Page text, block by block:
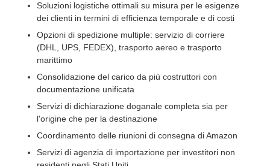
Soluzioni logistiche ottimali su misura per le esigenze
dei clienti in termini di efficienza temporale e di costi
Opzioni di spedizione multiple: servizio di corriere
(DHL, UPS, FEDEX), trasporto aereo e trasporto
marittimo
Consolidazione del carico da più costruttori con
documentazione unificata
Servizi di dichiarazione doganale completa sia per
l'origine che per la destinazione
Coordinamento delle riunioni di consegna di Amazon
Servizi di agenzia di importazione per investitori non